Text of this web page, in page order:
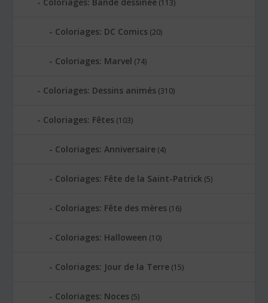
(113)
Coloriages: DC Comics (20)
Coloriages: Marvel (74)
Coloriages: Dessins animés (310)
Coloriages: Fêtes (103)
Coloriages: Anniversaire (4)
Coloriages: Fête de la Saint-Patrick (5)
Coloriages: Fête des mères (16)
Coloriages: Halloween (10)
Coloriages: Jour de la Terre (15)
Coloriages: Noces (5)